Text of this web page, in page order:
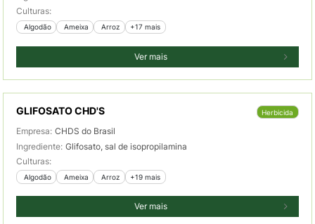
Culturas:
Algodão Ameixa Arroz +17 mais
Ver mais
GLIFOSATO CHD'S Herbicida
Empresa: CHDS do Brasil
Ingrediente: Glifosato, sal de isopropilamina
Culturas:
Algodão Ameixa Arroz +19 mais
Ver mais